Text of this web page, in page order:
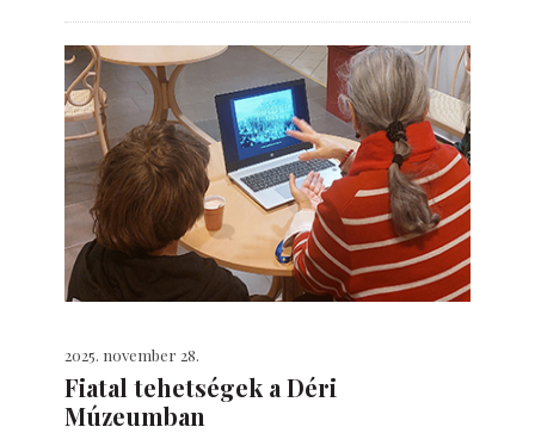
2025. november 28.
Fiatal tehetségek a Déri
Múzeumban